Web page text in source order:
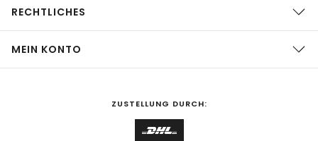
RECHTLICHES
MEIN KONTO
ZUSTELLUNG DURCH: